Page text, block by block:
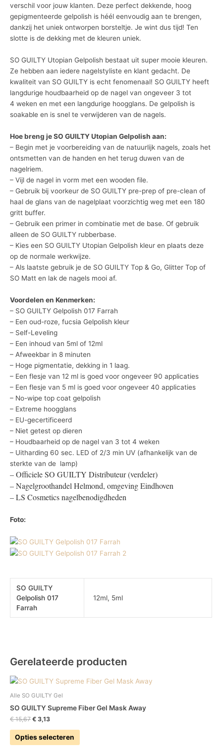
verschil voor jouw klanten. Deze perfect dekkende, hoog
gepigmenteerde gelpolish is héél eenvoudig aan te brengen,
dankzij het uniek ontworpen borsteltje. Je wint dus tijd! Ten
slotte is de dekking met de kleuren uniek.
SO GUILTY Utopian Gelpolish bestaat uit super mooie kleuren.
Ze hebben aan iedere nagelstyliste en klant gedacht. De
kwaliteit van SO GUILTY is echt fenomenaal! SO GUILTY heeft
langdurige houdbaarheid op de nagel van ongeveer 3 tot
4 weken en met een langdurige hoogglans. De gelpolish is
soakable en is snel te verwijderen van de nagels.
Hoe breng je SO GUILTY Utopian Gelpolish aan:
– Begin met je voorbereiding van de natuurlijk nagels, zoals het
ontsmetten van de handen en het terug duwen van de
nagelriem.
– Vijl de nagel in vorm met een wooden file.
– Gebruik bij voorkeur de SO GUILTY pre-prep of pre-clean of
haal de glans van de nagelplaat voorzichtig weg met een 180
gritt buffer.
– Gebruik een primer in combinatie met de base. Of gebruik
alleen de SO GUILTY rubberbase.
– Kies een SO GUILTY Utopian Gelpolish kleur en plaats deze
op de normale werkwijze.
– Als laatste gebruik je de SO GUILTY Top & Go, Glitter Top of
SO Matt en lak de nagels mooi af.
Voordelen en Kenmerken:
– SO GUILTY Gelpolish 017 Farrah
– Een oud-roze, fucsia Gelpolish kleur
– Self-Leveling
– Een inhoud van 5ml of 12ml
– Afweekbar in 8 minuten
– Hoge pigmentatie, dekking in 1 laag.
– Een flesje van 12 ml is goed voor ongeveer 90 applicaties
– Een flesje van 5 ml is goed voor ongeveer 40 applicaties
– No-wipe top coat gelpolish
– Extreme hoogglans
– EU-gecertificeerd
– Niet getest op dieren
– Houdbaarheid op de nagel van 3 tot 4 weken
– Uitharding 60 sec. LED of 2/3 min UV (afhankelijk van de
sterkte van de lamp)
– Officiele SO GUILTY Distributeur (verdeler)
– Nagelgroothandel Helmond, omgeving Eindhoven
– LS Cosmetics nagelbenodigdheden
Foto:
SO GUILTY
Gelpolish 017
Farrah
12ml, 5ml
Gerelateerde producten
Alle SO GUILTY Gel
SO GUILTY Supreme Fiber Gel Mask Away
€15,67 € 3,13
Opties selecteren